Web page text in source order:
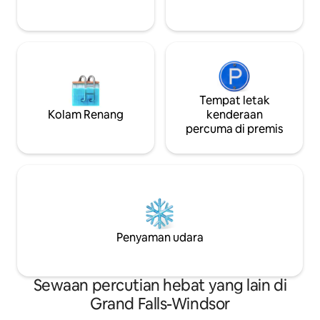
Kolam Renang
Tempat letak
kenderaan
percuma di premis
Penyaman udara
Sewaan percutian hebat yang lain di
Grand Falls-Windsor